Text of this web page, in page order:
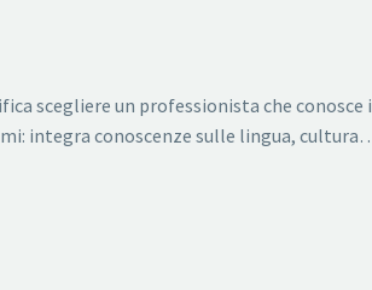
scegliere un professionista che
integra conoscenze sulle lingua,